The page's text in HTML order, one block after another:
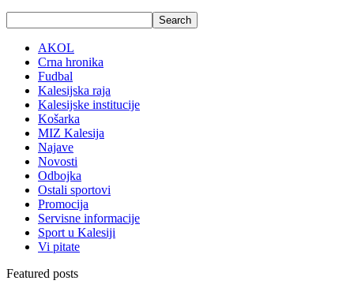
AKOL
Crna hronika
Fudbal
Kalesijska raja
Kalesijske institucije
Košarka
MIZ Kalesija
Najave
Novosti
Odbojka
Ostali sportovi
Promocija
Servisne informacije
Sport u Kalesiji
Vi pitate
Featured posts